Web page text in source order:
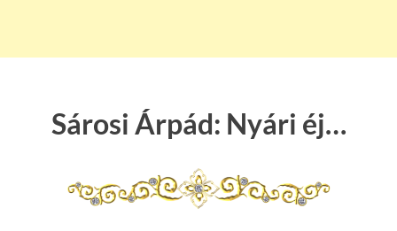
Sárosi Árpád: Nyári éj…